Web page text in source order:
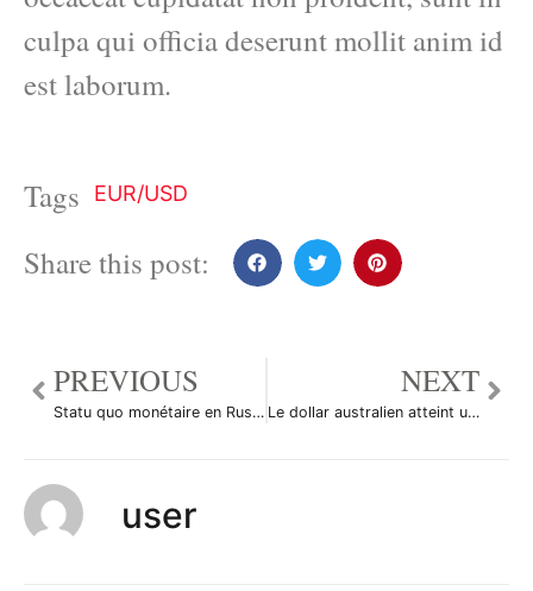
culpa qui officia deserunt mollit anim id
est laborum.
Tags EUR/USD
Share this post:
PREVIOUS
Statu quo monétaire en Russie
NEXT
Le dollar australien atteint un plus haut historique face à l’USD
user